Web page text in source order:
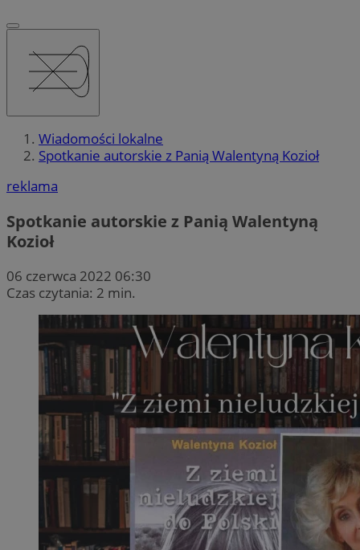
Wiadomości lokalne
Spotkanie autorskie z Panią Walentyną Kozioł
reklama
Spotkanie autorskie z Panią Walentyną
Kozioł
06 czerwca 2022 06:30
Czas czytania: 2 min.